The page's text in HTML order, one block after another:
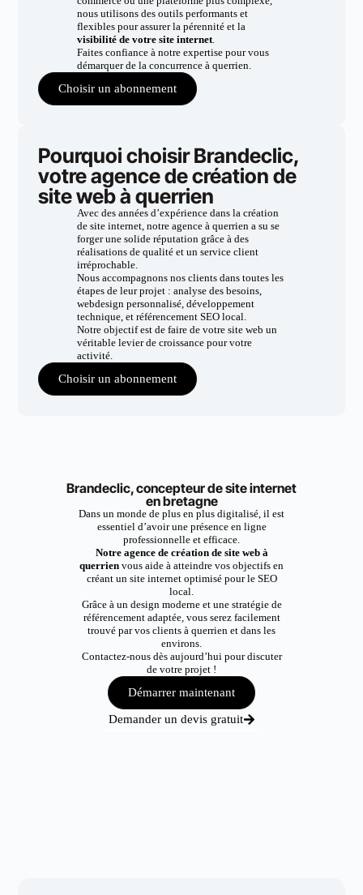
nous utilisons des outils performants et
flexibles pour assurer la pérennité et la
visibilité de votre site internet.
Faites confiance à notre expertise pour vous
démarquer de la concurrence à querrien.
Choisir un abonnement
Pourquoi choisir Brandeclic,
votre agence de création de
site web à querrien
Avec des années d’expérience dans la création
de site internet, notre agence à querrien a su se
forger une solide réputation grâce à des
réalisations de qualité et un service client
irréprochable.
Nous accompagnons nos clients dans toutes les
étapes de leur projet : analyse des besoins,
webdesign personnalisé, développement
technique, et référencement SEO local.
Notre objectif est de faire de votre site web un
véritable levier de croissance pour votre
activité.
Choisir un abonnement
Brandeclic, concepteur de site internet
en bretagne
Dans un monde de plus en plus digitalisé, il est
essentiel d’avoir une présence en ligne
professionnelle et efficace.
Notre agence de création de site web à
querrien vous aide à atteindre vos objectifs en
créant un site internet optimisé pour le SEO
local.
Grâce à un design moderne et une stratégie de
référencement adaptée, vous serez facilement
trouvé par vos clients à querrien et dans les
environs.
Contactez-nous dès aujourd’hui pour discuter
de votre projet !
Démarrer maintenant
Demander un devis gratuit